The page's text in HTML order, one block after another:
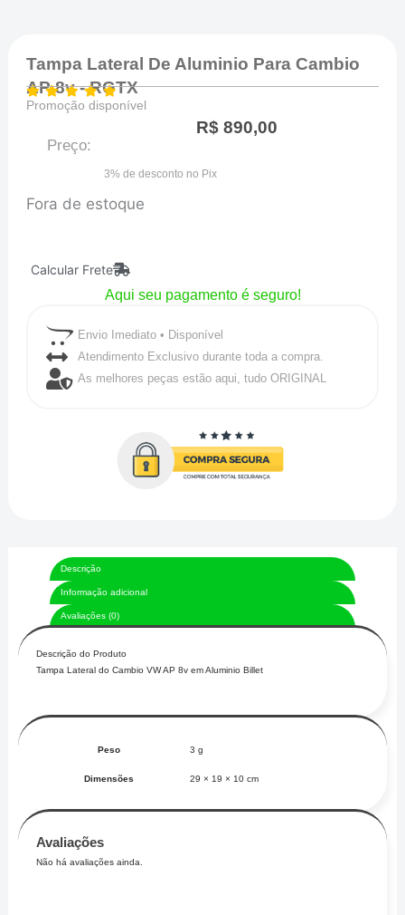
Tampa Lateral De Aluminio Para Cambio
AP 8v - RGTX
Promoção disponível
Preço:
R$890,00
3% de desconto no Pix
Fora de estoque
Calcular Frete
Aqui seu pagamento é seguro!
Envio Imediato • Disponível
Atendimento Exclusivo durante toda a compra.
As melhores peças estão aqui, tudo ORIGINAL
Descrição
Informação adicional
Avaliações (0)
Descrição do Produto
Tampa Lateral do Cambio VW AP 8v em Aluminio Billet
Peso 3 g
Dimensões 29 × 19 × 10 cm
Avaliações
Não há avaliações ainda.